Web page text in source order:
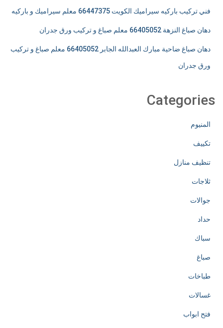
فني تركيب باركيه سيراميك الكويت 66447375 معلم سيراميك و باركيه
دهان صباغ النزهة 66405052 معلم صباغ و تركيب ورق جدران
دهان صباغ ضاحية مبارك العبدالله الجابر 66405052 معلم صباغ و تركيب
ورق جدران
Categories
المنيوم
تكييف
تنظيف منازل
ثلاجات
جوالات
حداد
سباك
صباغ
طباخات
غسالات
فتح ابواب